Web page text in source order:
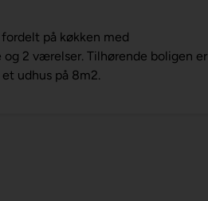
på køkken med
2 værelser. Tilhørende boligen er
udhus på 8m2.